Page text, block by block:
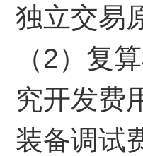
独立交易
（2）复
究开发费
装备调试